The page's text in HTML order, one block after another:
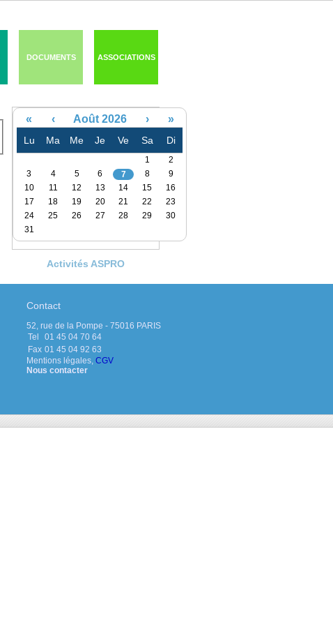
DOCUMENTS ASSOCIATIONS
« ‹ Août 2026 › »
Lu Ma Me Je Ve Sa Di
1
2
3
4 5 6 7 8
9
10
11 12 13 14 15
16
17
18 19 20 21 22
23
24
25 26 27 28 29
30
31
Activités ASPRO
Contact
52, rue de la Pompe - 75016 PARIS
Tel
01 45 04 70 64
Fax 01 45 04 92 63
Mentions légales, CGV
Nous contacter